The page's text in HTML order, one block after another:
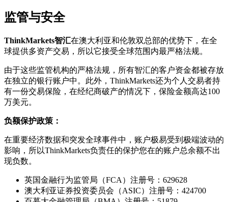
监管与安全
ThinkMarkets智汇在澳大利亚和伦敦双总部的优势下，在全
球提供多资产交易，所以它接受全球范围内最严格法规。
由于这些监管机构的严格法规，所有智汇的客户资金都被存放
在独立的银行账户中。此外，ThinkMarkets还为个人交易者持
有一份交易保险，在经纪商破产的情况下，保险金额高达100
万美元。
负额保护政策：
在重要经济数据和突发全球事件中，账户极易受到极端波动的
影响，所以ThinkMarkets负责任的保护您在的账户总余额不出
现负数。
英国金融行为监管局（FCA）注册号：629628
澳大利亚证券投资委员会（ASIC）注册号：424700